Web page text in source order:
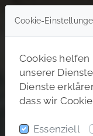
Cookie-
Cookies
unserer
Dienste
dass wir
Essenziell